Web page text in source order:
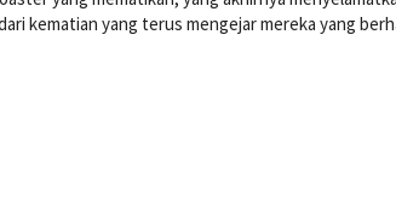
kematian yang terus mengejar mereka yang